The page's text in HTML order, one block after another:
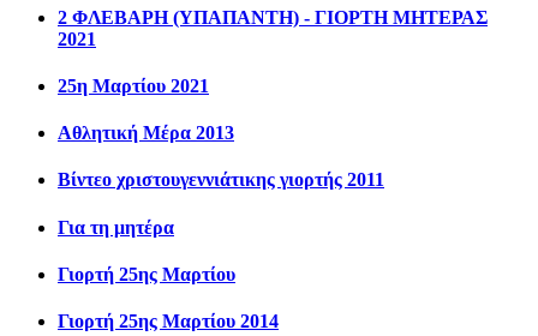
2 ΦΛΕΒΑΡΗ (ΥΠΑΠΑΝΤΗ) - ΓΙΟΡΤΗ ΜΗΤΕΡΑΣ
2021
25η Μαρτίου 2021
Αθλητική Μέρα 2013
Βίντεο χριστουγεννιάτικης γιορτής 2011
Για τη μητέρα
Γιορτή 25ης Μαρτίου
Γιορτή 25ης Μαρτίου 2014